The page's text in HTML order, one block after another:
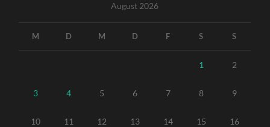
August 2026
M D M D F S S
1 2
3 4 5 6 7 8 9
10 11 12 13 14 15 16